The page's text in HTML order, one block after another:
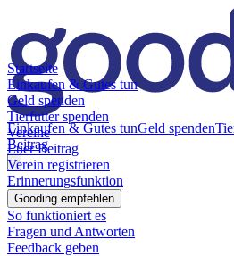
Einkaufen & Gutes tunGeld spenden
Beitrag
Startseite
Einkaufen & Gutes tun
Geld spenden
Tierfutter spenden
Vereine
Euer Beitrag
Verein registrieren
Erinnerungsfunktion
Gooding empfehlen
So funktioniert es
Fragen und Antworten
Feedback geben